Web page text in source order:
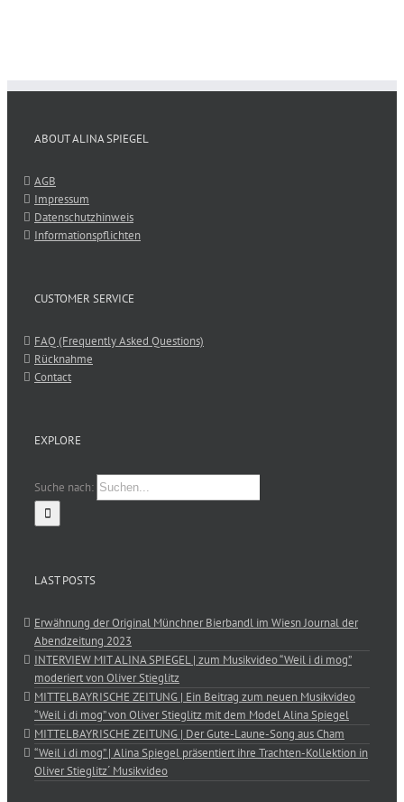
ABOUT ALINA SPIEGEL
AGB
Impressum
Datenschutzhinweis
Informationspflichten
CUSTOMER SERVICE
FAQ (Frequently Asked Questions)
Rücknahme
Contact
EXPLORE
Suche nach:
LAST POSTS
Erwähnung der Original Münchner Bierbandl im Wiesn Journal der
Abendzeitung 2023
INTERVIEW MIT ALINA SPIEGEL | zum Musikvideo “Weil i di mog”
moderiert von Oliver Stieglitz
MITTELBAYRISCHE ZEITUNG | Ein Beitrag zum neuen Musikvideo
“Weil i di mog” von Oliver Stieglitz mit dem Model Alina Spiegel
MITTELBAYRISCHE ZEITUNG | Der Gute-Laune-Song aus Cham
“Weil i di mog” | Alina Spiegel präsentiert ihre Trachten-Kollektion in
Oliver Stieglitz´ Musikvideo